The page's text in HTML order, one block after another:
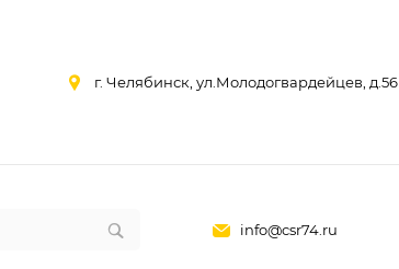
г. Челябинск, ул.Молодогвардейцев, д.56
info@csr74.ru